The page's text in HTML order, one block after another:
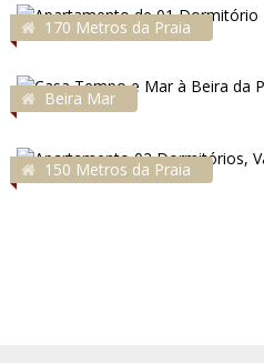
170 Metros da Praia
Beira Mar
150 Metros da Praia